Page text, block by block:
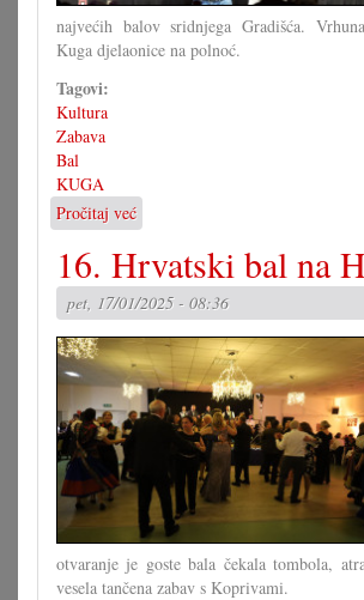
najvećih balov sridnjega Gradišća.
Kuga djelaonice na polnoć.
Tagovi:
Kultura
Zabava
Bal
KUGA
Pročitaj već
80-
a
ljeta
na
Kuginom
balu
16. Hrvatski bal na
pet, 17/01/2025 - 08:36
otvaranje je goste bala čekala tombola,
vesela tančena zabav s Koprivami.